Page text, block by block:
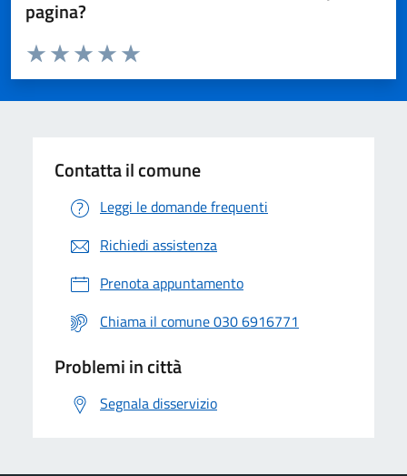
pagina?
Valuta da 1 a 5 stelle la pagina
Valuta 5 stelle su 5
Valuta 4 stelle su 5
Valuta 3 stelle su 5
Valuta 2 stelle su 5
Valuta 1 stelle su 5
Contatta il comune
Leggi le domande frequenti
Richiedi assistenza
Prenota appuntamento
Chiama il comune 030 6916771
Problemi in città
Segnala disservizio